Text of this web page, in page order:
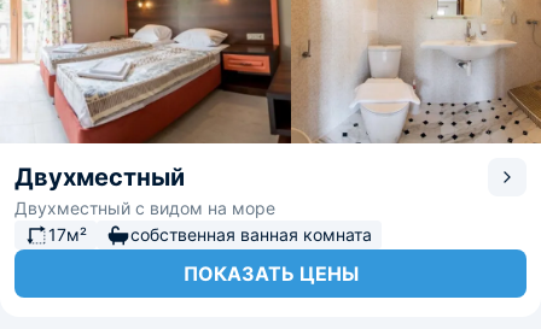
Двухместный
Двухместный с видом на море
17м²
собственная ванная комната
ПОКАЗАТЬ ЦЕНЫ